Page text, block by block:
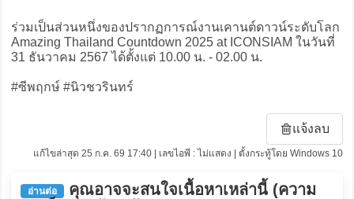
ร่วมเป็นส่วนหนึ่งของปรากฏการณ์งานเคานต์ดาวน์ระดับโลก
Amazing Thailand Countdown 2025 at ICONSIAM ในวันที่
31 ธันวาคม 2567 ได้ตั้งแต่ 10.00 น. - 02.00 น.
#ซีพฤกษ์ #นิวชวรินทร์
แจ้งลบ
แก้ไขล่าสุด 25 ก.ค. 69 17:40 | เลขไอพี : ไม่แสดง | ตั้งกระทู้โดย Windows 10
อ่านต่อ
คุณอาจจะสนใจเนื้อหาเหล่านี้ (ความ